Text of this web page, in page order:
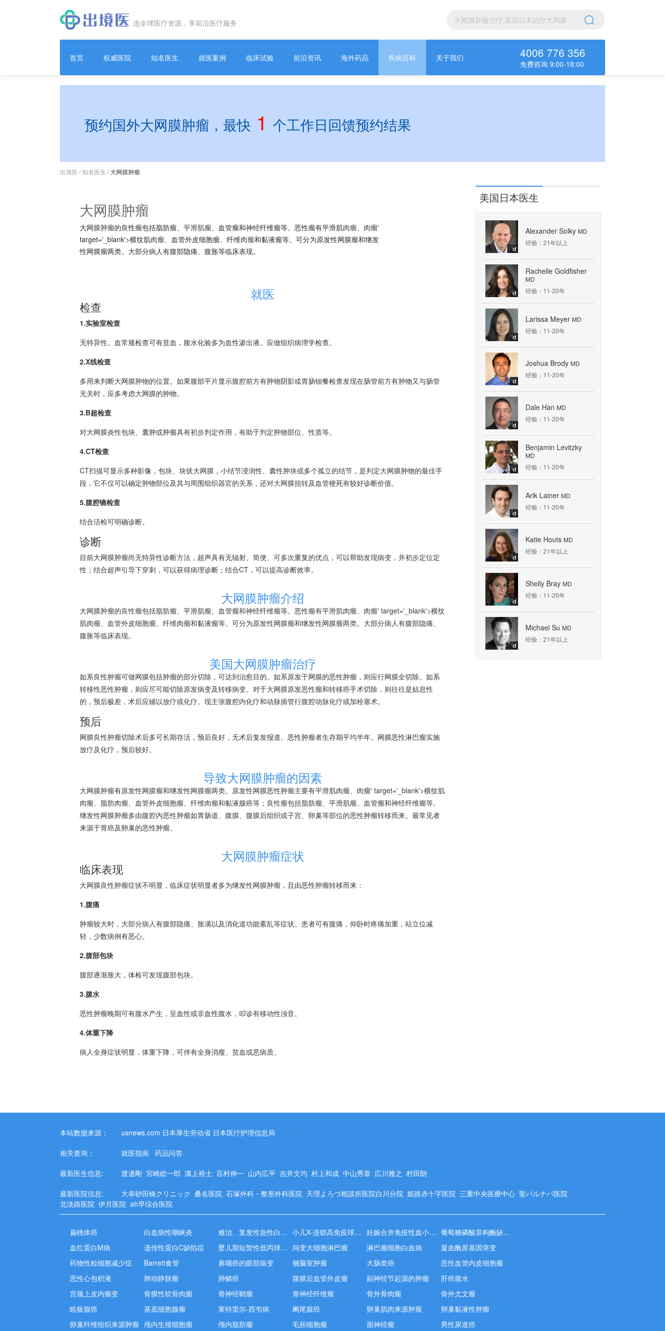
连全球医疗资源，享前沿医疗服务
首页 权威医院 知名医生 就医案例 临床试验 前沿资讯 海外药品 疾病百科 关于我们 4006 776 356
免费咨询 9:00-18:00
预约国外大网膜肿瘤，最快 1 个工作日回馈预约结果
出境医 /知名医生 / 大网膜肿瘤
大网膜肿瘤
大网膜肿瘤的良性瘤包括脂肪瘤、 平滑肌瘤、血管瘤和神经纤维瘤等。恶性瘤有平滑肌肉瘤、 肉瘤'
target='_blank'>横纹肌肉瘤、血管外皮细胞瘤、纤维肉瘤和黏液瘤等。可分为原发性网膜瘤和继发
性网膜瘤两类。大部分病人有腹部隐痛、腹胀等临床表现。
就医
检查
1.实验室检查
无特异性。血常规检查可有贫血 ，腹水化验多为血性渗出液。应做组织病理学检查。
2.X线检查
多用来判断大网膜肿物的位置。如果腹部平片显示腹腔前方有肿物阴影或胃肠钡餐检查发现在肠管前方有肿物又与肠管
无关时，应多考虑大网膜的肿物。
3.B超检查
对大网膜炎性包块、囊肿或肿瘤具有初步判定作用，有助于判定肿物部位、性质等。
4.CT检查
CT扫描可显示多种影像，包块、块状大网膜，小结节浸润性、囊性肿块或多个孤立的结节，是判定大网膜肿物的最佳手
段，它不仅可以确定肿物部位及其与周围组织器官的关系，还对大网膜扭转及血管梗死有较好诊断价值。
5.腹腔镜检查
结合活检可明确诊断。
诊断
目前大网膜肿瘤尚无特异性诊断方法，超声具有无辐射、简便、可多次重复的优点，可以帮助发现病变，并初步定位定
性；结合超声引导下穿刺，可以获得病理诊断；结合CT，可以提高诊断效率。
大网膜肿瘤介绍
大网膜肿瘤的良性瘤包括脂肪瘤、 平滑肌瘤、血管瘤和神经纤维瘤等。恶性瘤有平滑肌肉瘤、 肉瘤' target='_blank'>横纹
肌肉瘤、血管外皮细胞瘤、纤维肉瘤和黏液瘤等。可分为原发性网膜瘤和继发性网膜瘤两类。大部分病人有腹部隐痛、
腹胀等临床表现。
美国大网膜肿瘤治疗
如系良性肿瘤可做网膜包括肿瘤的部分切除，可达到治愈目的。如系原发于网膜的恶性肿瘤，则应行网膜全切除。如系
转移性恶性肿瘤，则应尽可能切除原发病变及转移病变。对于大网膜原发恶性瘤和转移癌手术切除，则往往是姑息性
的，预后极差，术后应辅以放疗或化疗。现主张腹腔内化疗和动脉插管行腹腔动脉化疗或加栓塞术。
预后
网膜良性肿瘤切除术后多可长期存活，预后良好，无术后复发报道。恶性肿瘤者生存期平均半年。网膜恶性淋巴瘤实施
放疗及化疗，预后较好。
导致大网膜肿瘤的因素
大网膜肿瘤有原发性网膜瘤和继发性网膜瘤两类。原发性网膜恶性肿瘤主要有平滑肌肉瘤、 肉瘤' target='_blank'>横纹肌
肉瘤、脂肪肉瘤、血管外皮细胞瘤、纤维肉瘤和黏液腺癌等；良性瘤包括脂肪瘤、 平滑肌瘤、血管瘤和神经纤维瘤等。
继发性网膜肿瘤多由腹腔内恶性肿瘤如胃肠道、腹膜、腹膜后组织或子宫、卵巢等部位的恶性肿瘤转移而来。最常见者
来源于胃癌及卵巢的恶性肿瘤。
大网膜肿瘤症状
临床表现
大网膜良性肿瘤症状不明显，临床症状明显者多为继发性网膜肿瘤 ，且由恶性肿瘤转移而来：
1.腹痛
肿瘤较大时，大部分病人有腹部隐痛、胀满以及消化道功能紊乱等症状。患者可有腹痛，仰卧时疼痛加重，站立位减
轻，少数病例有恶心。
2.腹部包块
腹部逐渐胀大，体检可发现腹部包块。
3.腹水
恶性肿瘤晚期可有腹水产生，呈血性或非血性腹水，叩诊有移动性浊音。
4.体重下降
病人全身症状明显，体重下降，可伴有全身消瘦、 贫血或恶病质。
美国日本医生
Alexander Solky MD
经验：21年以上
Rachelle Goldfisher
MD
经验：11-20年
Larissa Meyer MD
经验：11-20年
Joshua Brody MD
经验：11-20年
Dale Han MD
经验：11-20年
Benjamin Levitzky
MD
经验：11-20年
Arik Lainer MD
经验：11-20年
Katie Houts MD
经验：21年以上
Shelly Bray MD
经验：11-20年
Michael Su MD
经验：21年以上
本站数据来源： usnews.com 日本厚生劳动省 日本医疗护理信息局
相关查询： 就医指南 药品问答
最新医生信息: 渡邊剛 宮崎総一郎 溝上裕士 百村伸一 山内広平 吉井文均 村上和成 中山秀章 広川雅之 村田朗
最新医院信息: 大幸砂田橋クリニック 桑名医院 石塚外科・整形外科医院 天理よろづ相談所医院白川分院 姫路赤十字医院 三重中央医療中心 聖バルナバ医院
北淡路医院 伊月医院 ah早综合医院
扁桃体癌 白血病性咽峡炎 难治、复发性急性白血病 小儿X-连锁高免疫球蛋白M血症 妊娠合并免疫性血小板减少症
葡萄糖磷酸异构酶缺乏症
血红蛋白M病
遗传性蛋白C缺陷症 婴儿期短暂性低丙球蛋白血症 间变大细胞淋巴瘤 淋巴瘤细胞白血病
凝血酶原基因突变
药物性粒细胞减少症
Barrett食管 鼻咽癌的眼部病变 侧脑室肿瘤 大肠类癌
恶性血管内皮细胞瘤
恶性心包积液
肺动静脉瘤 肺鳞癌 腹膜后血管外皮瘤 副神经节起源的肿瘤
肝癌腹水
宫颈上皮内瘤变
骨膜性软骨肉瘤 骨神经鞘瘤 骨神经纤维瘤 骨外骨肉瘤
骨外尤文瘤
睑板腺癌
基底细胞腺瘤 莱特雷尔-西韦病 阑尾腺癌 卵巢肌肉来源肿瘤
卵巢黏液性肿瘤
卵巢纤维组织来源肿瘤 颅内生殖细胞瘤 颅内脂肪瘤 毛胚细胞瘤 面神经瘤 男性尿道癌